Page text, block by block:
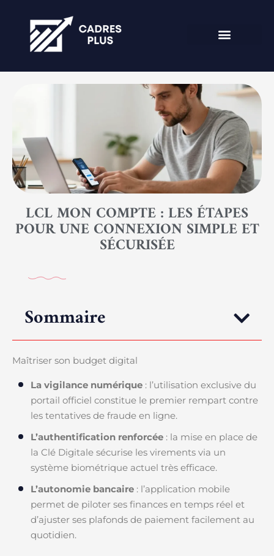
LCL MON COMPTE : LES ÉTAPES
POUR UNE CONNEXION SIMPLE ET
SÉCURISÉE
Sommaire
Maîtriser son budget digital
La vigilance numérique : l’utilisation exclusive du
portail officiel constitue le premier rempart contre
les tentatives de fraude en ligne.
L’authentification renforcée : la mise en place de
la Clé Digitale sécurise les virements via un
système biométrique actuel très efficace.
L’autonomie bancaire : l’application mobile
permet de piloter ses finances en temps réel et
d’ajuster ses plafonds de paiement facilement au
quotidien.